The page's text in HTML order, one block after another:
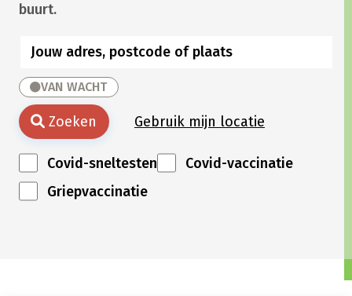
buurt.
VAN WACHT
Zoeken Gebruik mijn locatie
Covid-sneltesten
Covid-vaccinatie
Griepvaccinatie